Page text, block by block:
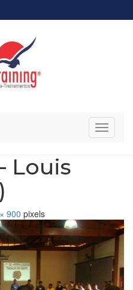
Louis
× 900 pixels